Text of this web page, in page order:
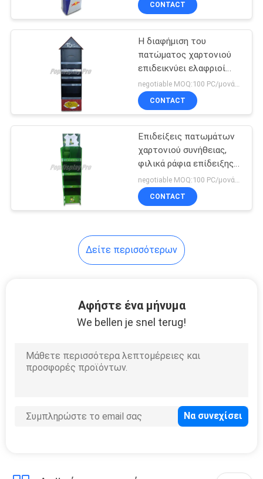
CONTACT
Η διαφήμιση του
πατώματος χαρτονιού
επιδεικνύει ελαφριοί
μαύρος/κόκκινος με το
διευθετήσιμο ράφι
negotiable MOQ:100 PC/μονάδα
CONTACT
Επιδείξεις πατωμάτων
χαρτονιού συνήθειας,
φιλικά ράφια επίδειξης
χαρτονιού Eco
negotiable MOQ:100 PC/μονάδα
CONTACT
Δείτε περισσότερων
Αφήστε ένα μήνυμα
We bellen je snel terug!